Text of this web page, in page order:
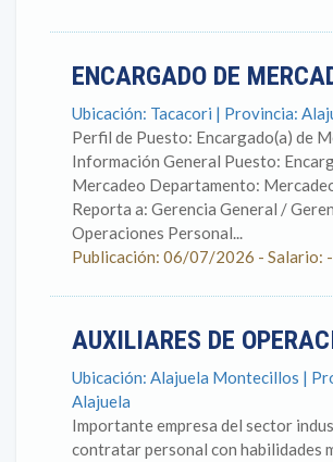
ENCARGADO DE
Ubicación: Tacacori | Provincia:
Perfil de Puesto: Encargado(a) de
Información General Puesto:
Mercadeo Departamento:
Reporta a: Gerencia General /
Operaciones Personal...
Publicación: 06/07/2026 -
AUXILIARES DE
Ubicación: Alajuela Montecillos |
Alajuela
Importante empresa del sector
contratar personal con habilidades